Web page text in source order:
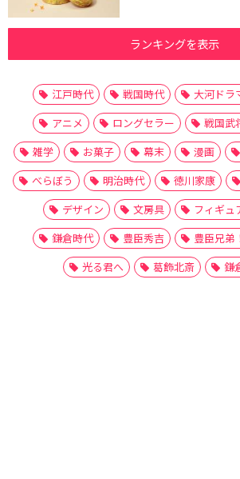
ランキングを表示
江戸時代 戦国時代 大河ドラ
アニメ
ロングセラー 戦国武
雑学
お菓子 幕末 漫画
べらぼう
明治時代 徳川家康
デザイン
文房具 フィギュ
鎌倉時代
豊臣秀吉 豊臣兄弟
光る君へ
葛飾北斎 鎌